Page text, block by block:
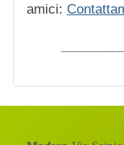
amici: